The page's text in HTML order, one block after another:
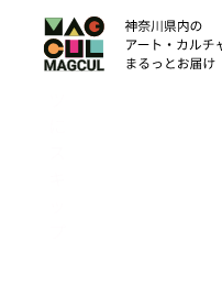
ン
テ
ン